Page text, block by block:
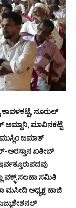
ನೂರುಲ್
ಅಮ್ದಾನಿ, ಮಾವಿನಕಟ್ಟೆ
ಜಮಾತ್
ಅರಸ್ತಾನ ಖತೀಬ್
ವಕ್ಫ್ ಸಲಹಾ ಸಮಿತಿ
ಮಸೀದಿ ಅಧ್ಯಕ್ಷ ಹಾಜಿ